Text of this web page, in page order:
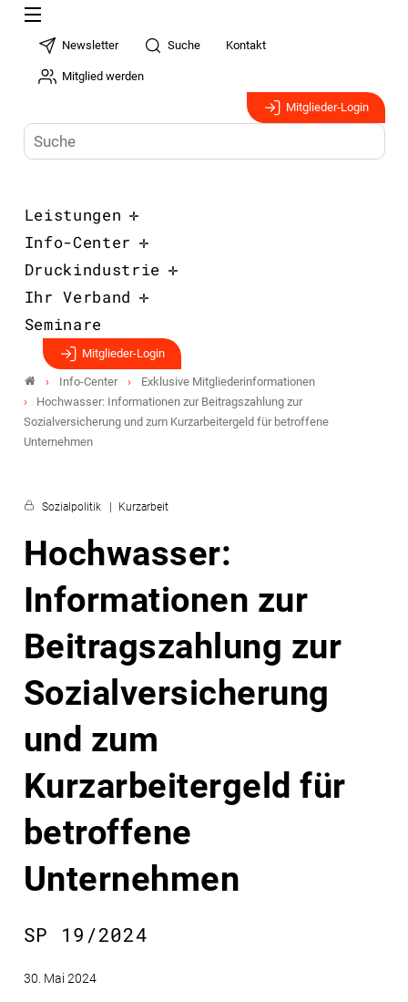
Newsletter Suche Kontakt
Mitglied werden
Mitglieder-Login
Leistungen
Info-Center
Druckindustrie
Ihr Verband
Seminare
Mitglieder-Login
Info-Center
Exklusive Mitgliederinformationen
Hochwasser: Informationen zur Beitragszahlung zur
Sozialversicherung und zum Kurzarbeitergeld für betroffene
Unternehmen
Sozialpolitik Kurzarbeit
Hochwasser:
Informationen zur
Beitragszahlung zur
Sozialversicherung
und zum
Kurzarbeitergeld für
betroffene
Unternehmen
SP 19/2024
30. Mai 2024